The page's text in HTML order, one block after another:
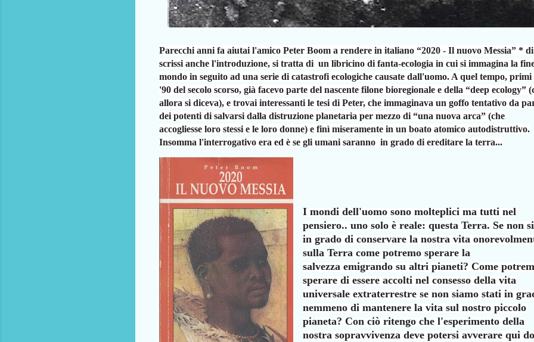
Parecchi anni fa aiutai l'amico Peter Boom a rendere in italiano “2020 - Il nuovo Messia” *
scrissi anche l'introduzione, si tratta di un libricino di fanta-ecologia in cui si immagina la
mondo in seguito ad una serie di catastrofi ecologiche causate dall'uomo. A quel tempo, primi
'90 del secolo scorso, già facevo parte del nascente filone bioregionale e della “deep ecology”
allora si diceva), e trovai interessanti le tesi di Peter, che immaginava un goffo tentativo da
dei potenti di salvarsi dalla distruzione planetaria per mezzo di “una nuova arca” (che
accogliesse loro stessi e le loro donne) e finì miseramente in un boato atomico autodistruttivo.
Insomma l'interrogativo era ed è se gli umani saranno in grado di ereditare la terra...
I mondi dell'uomo sono molteplici ma tutti nel
pensiero.. uno solo è reale: questa Terra. Se non
in grado di conservare la nostra vita
sulla Terra come potremo sperare la
salvezza emigrando su altri pianeti? Come
sperare di essere accolti nel consesso della vita
universale extraterrestre se non siamo stati in
nemmeno di mantenere la vita sul nostro piccolo
pianeta? Con ciò ritengo che l'esperimento della
nostra sopravvivenza deve potersi avverare qui